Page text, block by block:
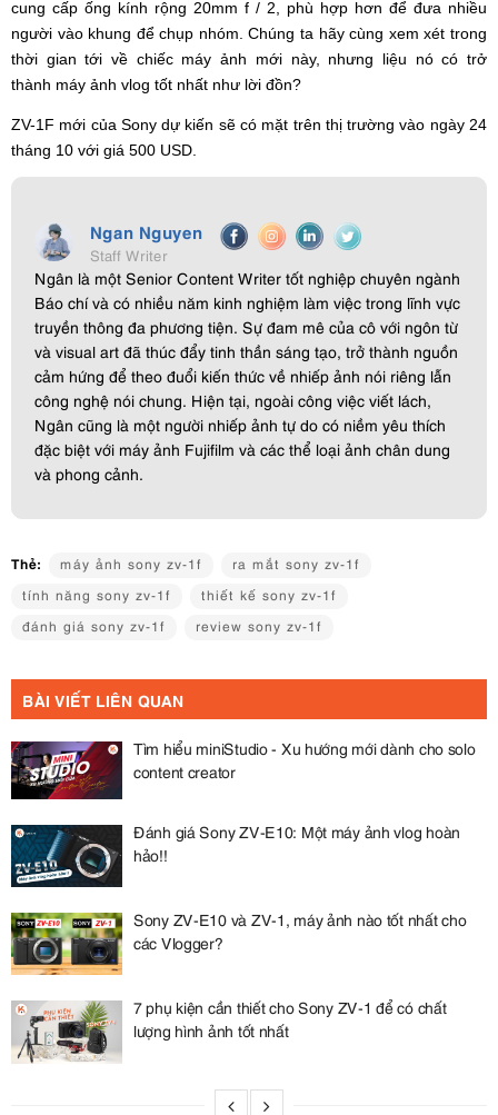
cung cấp ống kính rộng 20mm f / 2, phù hợp hơn để đưa nhiều
người vào khung để chụp nhóm. Chúng ta hãy cùng xem xét trong
thời gian tới về chiếc máy ảnh mới này, nhưng liệu nó có trở
thành máy ảnh vlog tốt nhất như lời đồn?
ZV-1F mới của Sony dự kiến ​​sẽ có mặt trên thị trường vào ngày 24
tháng 10 với giá 500 USD.
Ngan Nguyen
Staff Writer
Ngân là một Senior Content Writer tốt nghiệp chuyên ngành
Báo chí và có nhiều năm kinh nghiệm làm việc trong lĩnh vực
truyền thông đa phương tiện. Sự đam mê của cô với ngôn từ
và visual art đã thúc đẩy tinh thần sáng tạo, trở thành nguồn
cảm hứng để theo đuổi kiến thức về nhiếp ảnh nói riêng lẫn
công nghệ nói chung. Hiện tại, ngoài công việc viết lách,
Ngân cũng là một người nhiếp ảnh tự do có niềm yêu thích
đặc biệt với máy ảnh Fujifilm và các thể loại ảnh chân dung
và phong cảnh.
Thẻ: máy ảnh sony zv-1f
ra mắt sony zv-1f
tính năng sony zv-1f
thiết kế sony zv-1f
đánh giá sony zv-1f
review sony zv-1f
BÀI VIẾT LIÊN QUAN
Tìm hiểu miniStudio - Xu hướng mới dành cho solo
content creator
Đánh giá Sony ZV-E10: Một máy ảnh vlog hoàn
hảo!!
Sony ZV-E10 và ZV-1, máy ảnh nào tốt nhất cho
các Vlogger?
7 phụ kiện cần thiết cho Sony ZV-1 để có chất
lượng hình ảnh tốt nhất